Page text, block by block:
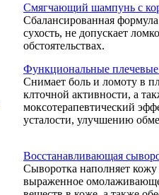
Смягчающий шампунь с
Сбалансированная
сухость, не допускает
обстоятельствах.
Функциональные
Снимает боль и ломоту в
клточной активности, а
моксотерапевтический
усталости, улучшению
Восстанавливающая
Сыворотка наполняет
выраженное